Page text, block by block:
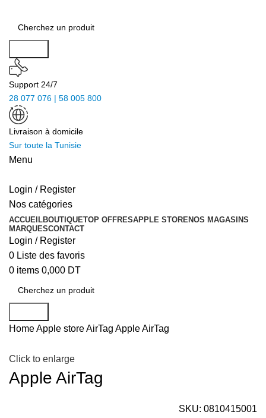
Support 24/7
28 077 076 | 58 005 800
Livraison à domicile
Sur toute la Tunisie
Menu
Login / Register
Nos catégories
ACCUEILBOUTIQUETOP OFFRESAPPLE STORENOS MAGASINS
MARQUESCONTACT
Login / Register
0 Liste des favoris
0 items 0,000 DT
HomeApple storeAirTag Apple AirTag
Click to enlarge
Apple AirTag
SKU: 0810415001